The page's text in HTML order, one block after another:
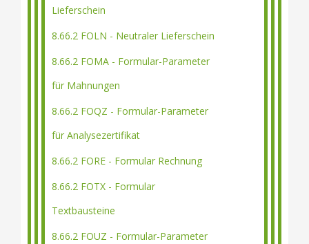
Lieferschein
8.66.2 FOLN - Neutraler Lieferschein
8.66.2 FOMA - Formular-Parameter
für Mahnungen
8.66.2 FOQZ - Formular-Parameter
für Analysezertifikat
8.66.2 FORE - Formular Rechnung
8.66.2 FOTX - Formular
Textbausteine
8.66.2 FOUZ - Formular-Parameter